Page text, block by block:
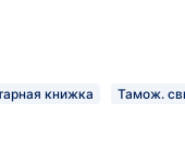
книжка Тамож.